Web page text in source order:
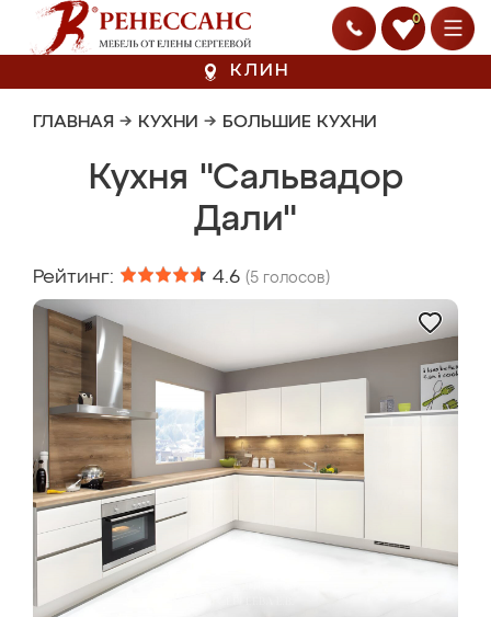
0
КЛИН
ГЛАВНАЯ → КУХНИ → БОЛЬШИЕ КУХНИ
Кухня "Сальвадор
Дали"
Рейтинг: 4.6 (5 голосов)